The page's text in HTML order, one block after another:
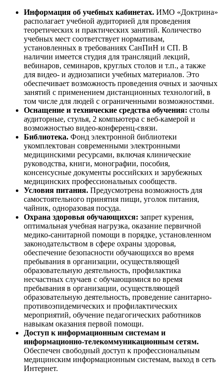
Информация об учебных кабинетах. ИМО «Доктрина»
располагает учебной аудиторией для проведения
теоретических и практических занятий. Количество
учебных мест соответствует нормативам,
установленных в требованиях СанПиН и СП. В
наличии имеется студия для трансляций лекций,
вебинаров, семинаров, круглых столов и т.п., а также
для видео- и аудиозаписи учебных материалов. Это
обеспечивает возможность проведения очных и заочных
занятий с применением дистанционных технологий, в
том числе для людей с ограниченными возможностями.
Оснащение и технические средства обучения: столы
аудиторные, стулья, 2 компьютера с веб-камерой и
возможностью видео-конференц-связи.
Библиотека. Фонд электронной библиотеки
укомплектован современными электронными
медицинскими ресурсами, включая клинические
руководства, книги, монографии, пособия,
консенсусные документы российских и зарубежных
медицинских профессиональных сообществ.
Условия питания. Предусмотрена возможность для
самостоятельного принятия пищи, уголок питания,
чайник, одноразовая посуда.
Охрана здоровья обучающихся: запрет курения,
оптимальная учебная нагрузка, оказание первичной
медико-санитарной помощи в порядке, установленном
законодательством в сфере охраны здоровья,
обеспечение безопасности обучающихся во время
пребывания в организации, осуществляющей
образовательную деятельность, профилактика
несчастных случаев с обучающимися во время
пребывания в организации, осуществляющей
образовательную деятельность, проведение санитарно-
противоэпидемических и профилактических
мероприятий, обучение педагогических работников
навыкам оказания первой помощи.
Доступ к информационным системам и
информационно-телекоммуникационным сетям.
Обеспечен свободный доступ к профессиональным
медицинским информационным системам, выход в сеть
Интернет.